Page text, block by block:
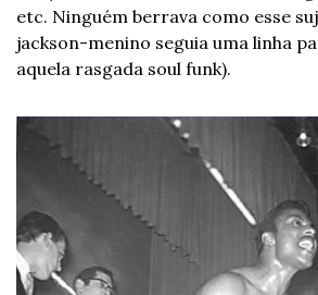
etc. Ninguém berrava como esse
jackson-menino seguia uma linha
aquela rasgada soul funk).